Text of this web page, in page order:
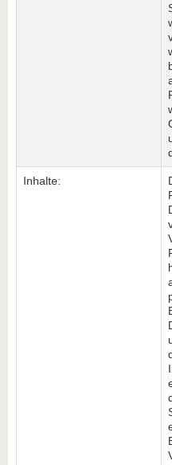
Inhalte: